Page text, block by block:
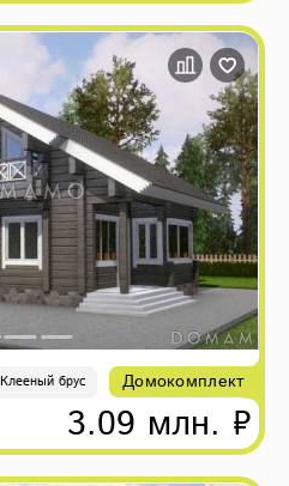
Клееный брус Домокомплект
3.09 млн. ₽